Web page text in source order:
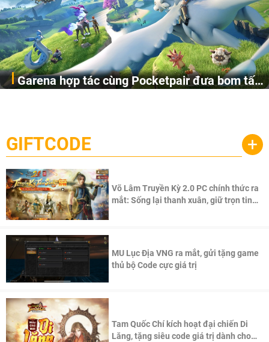
Garena hợp tác cùng Pocketpair đưa bom tấn
cầu, theo giấy phép chính thức từ công ty game Nhật Bản
Pocketpair, Inc.
GIFTCODE +
Võ Lâm Truyền Kỳ 2.0 PC chính thức ra
mắt: Sống lại thanh xuân, giữ trọn tinh
MU Lục Địa VNG ra mắt, gửi tặng game
thủ bộ Code cực giá trị
Tam Quốc Chí kích hoạt đại chiến Di
Lăng, tặng siêu code giá trị dành cho